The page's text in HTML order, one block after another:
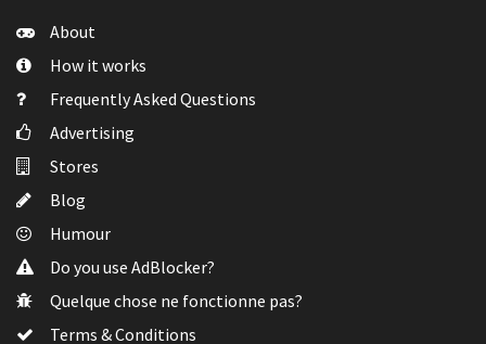
About
How it works
Frequently Asked Questions
Advertising
Stores
Blog
Humour
Do you use AdBlocker?
Quelque chose ne fonctionne pas?
Terms & Conditions